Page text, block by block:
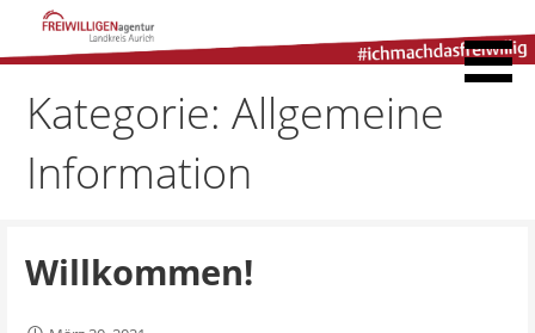
Freiwilligenagentur
Landkreis Aurich
Kategorie: Allgemeine
Information
Willkommen!